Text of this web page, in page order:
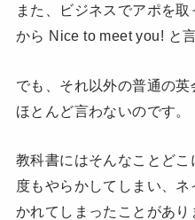
また、ビジネスでアポを
から Nice to meet you! と
でも、それ以外の普通の
ほとんど言わないのです。
教科書にはそんなことど
度もやらかしてしまい、
かれてしまったことがあり